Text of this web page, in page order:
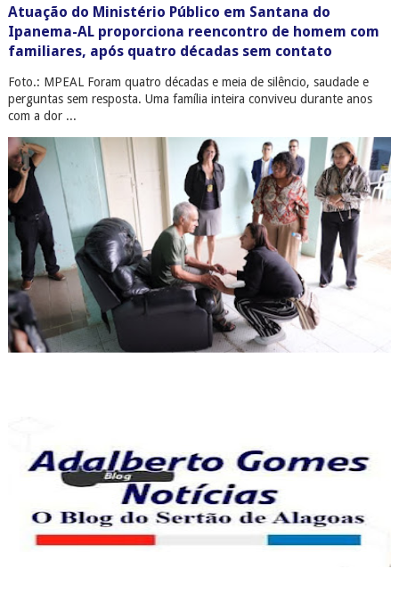
Atuação do Ministério Público em Santana do
Ipanema-AL proporciona reencontro de homem com
familiares, após quatro décadas sem contato
Foto.: MPEAL Foram quatro décadas e meia de silêncio, saudade e
perguntas sem resposta. Uma família inteira conviveu durante anos
com a dor ...